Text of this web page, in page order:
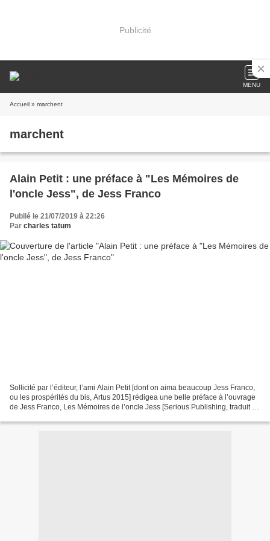
Publicité
MENU
Accueil » marchent
marchent
Alain Petit : une préface à "Les Mémoires de
l'oncle Jess", de Jess Franco
Publié le 21/07/2019 à 22:26
Par charles tatum
Sollicité par l’éditeur, l’ami Alain Petit [dont on aima beaucoup Jess Franco,
ou les prospérités du bis, Artus 2015] rédigea une belle préface à l’ouvrage
de Jess Franco, Les Mémoires de l’oncle Jess [Serious Publishing, traduit de